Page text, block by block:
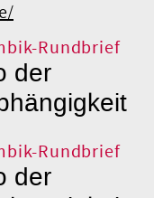
Rundbrief
der
Rundbrief
der